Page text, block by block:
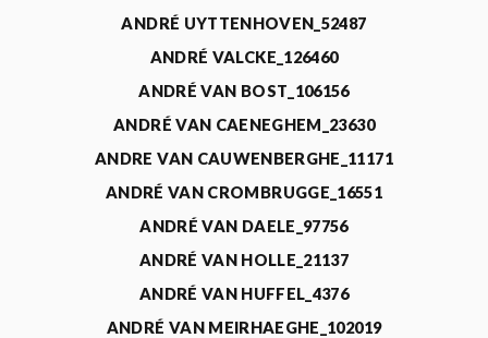
ANDRÉ UYTTENHOVEN_52487
ANDRÉ VALCKE_126460
ANDRÉ VAN BOST_106156
ANDRÉ VAN CAENEGHEM_23630
ANDRE VAN CAUWENBERGHE_11171
ANDRÉ VAN CROMBRUGGE_16551
ANDRÉ VAN DAELE_97756
ANDRÉ VAN HOLLE_21137
ANDRÉ VAN HUFFEL_4376
ANDRÉ VAN MEIRHAEGHE_102019